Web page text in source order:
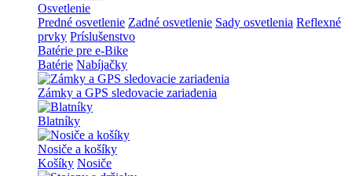
Osvetlenie
Predné osvetlenie Zadné osvetlenie Sady osvetlenia Reflexné
prvky Príslušenstvo
Batérie pre e-Bike
Batérie Nabíjačky
Zámky a GPS sledovacie zariadenia
Blatníky
Nosiče a košíky
Košíky Nosiče